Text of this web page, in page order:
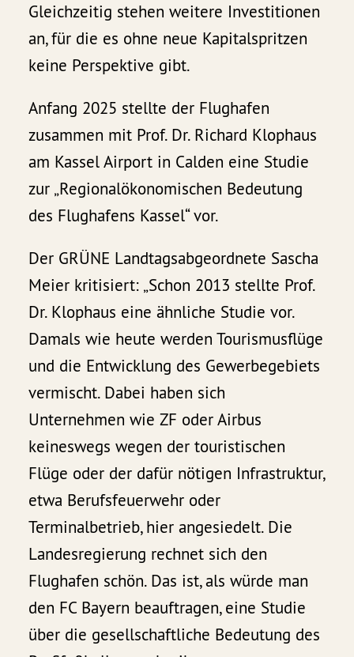
Gleichzeitig stehen weitere Investitionen
an, für die es ohne neue Kapitalspritzen
keine Perspektive gibt.
Anfang 2025 stellte der Flughafen
zusammen mit Prof. Dr. Richard Klophaus
am Kassel Airport in Calden eine Studie
zur „Regionalökonomischen Bedeutung
des Flughafens Kassel“ vor.
Der GRÜNE Landtagsabgeordnete Sascha
Meier kritisiert: „Schon 2013 stellte Prof.
Dr. Klophaus eine ähnliche Studie vor.
Damals wie heute werden Tourismusflüge
und die Entwicklung des Gewerbegebiets
vermischt. Dabei haben sich
Unternehmen wie ZF oder Airbus
keineswegs wegen der touristischen
Flüge oder der dafür nötigen Infrastruktur,
etwa Berufsfeuerwehr oder
Terminalbetrieb, hier angesiedelt. Die
Landesregierung rechnet sich den
Flughafen schön. Das ist, als würde man
den FC Bayern beauftragen, eine Studie
über die gesellschaftliche Bedeutung des